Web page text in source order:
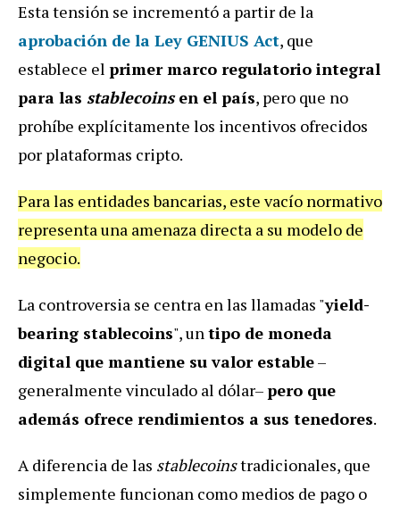
Esta tensión se incrementó a partir de la
aprobación de la Ley GENIUS Act, que
establece el primer marco regulatorio integral
para las stablecoinsen el país, pero que no
prohíbe explícitamente los incentivos ofrecidos
por plataformas cripto.
Para las entidades bancarias, este vacío normativo
representa una amenaza directa a su modelo de
negocio.
La controversia se centra en las llamadas "yield-
bearing stablecoins", untipo de moneda
digital que mantiene su valor estable–
generalmente vinculado al dólar–pero que
además ofrece rendimientos a sus tenedores.
A diferencia de las stablecoinstradicionales, que
simplemente funcionan como medios de pago o